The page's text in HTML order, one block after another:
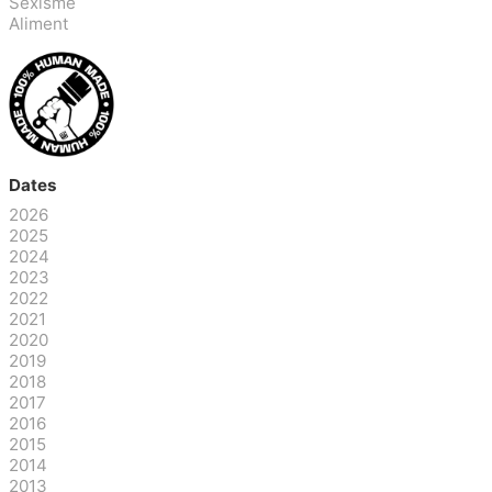
Aliment
Dates
2026
2025
2024
2023
2022
2021
2020
2019
2018
2017
2016
2015
2014
2013